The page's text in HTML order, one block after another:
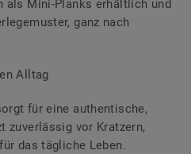
als Mini-Planks erhältlich und
ganz nach
Alltag
für eine authentische,
zuverlässig vor Kratzern,
das tägliche Leben.